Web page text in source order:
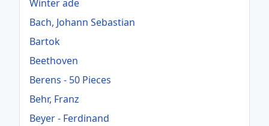
Winter ade
Bach, Johann Sebastian
Bartok
Beethoven
Berens - 50 Pieces
Behr, Franz
Beyer - Ferdinand